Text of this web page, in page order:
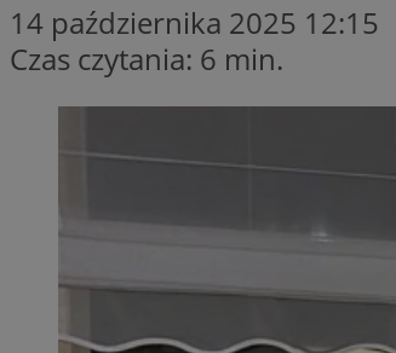
14 października 2025 12:15
Czas czytania: 6 min.